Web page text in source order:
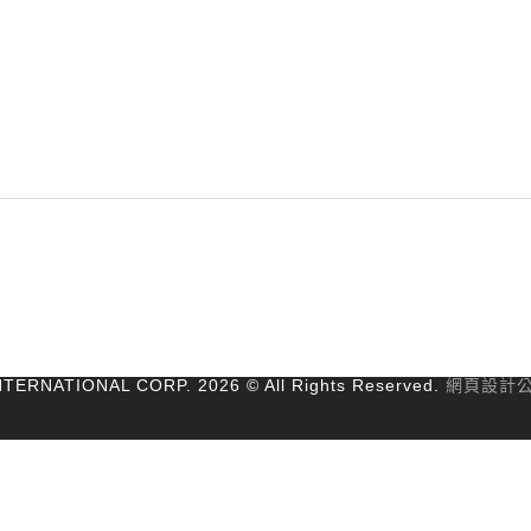
CORP. 2026 © All Rights Reserved. 網頁設計